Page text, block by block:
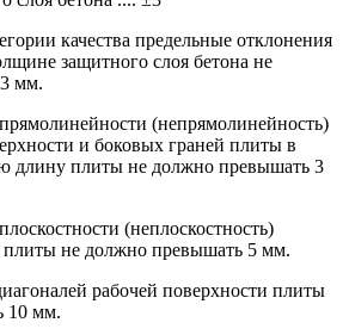
качества предельные отклонения
защитного слоя бетона не
мм.
(непрямолинейность)
и боковых граней плиты в
длину плиты не должно превышать 3
(неплоскостность)
плиты не должно превышать 5 мм.
рабочей поверхности плиты
10 мм.